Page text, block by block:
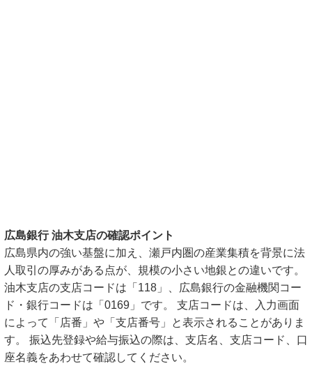
広島銀行 油木支店の確認ポイント
広島県内の強い基盤に加え、瀬戸内圏の産業集積を背景に法
人取引の厚みがある点が、規模の小さい地銀との違いです。
油木支店の支店コードは「118」、広島銀行の金融機関コー
ド・銀行コードは「0169」です。 支店コードは、入力画面
によって「店番」や「支店番号」と表示されることがありま
す。 振込先登録や給与振込の際は、支店名、支店コード、口
座名義をあわせて確認してください。